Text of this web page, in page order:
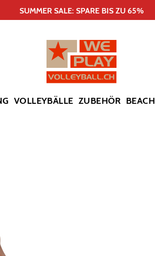
SUMMER SALE: SPARE BIS ZU 65%
VOLLEYBÄLLE ZUBEHÖR BEACH